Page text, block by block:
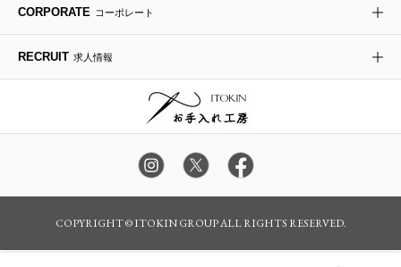
その他のグッズ・小物
CORPORATE コーポレート
RECRUIT 求人情報
COPYRIGHT © ITOKIN GROUP ALL RIGHTS RESERVED.